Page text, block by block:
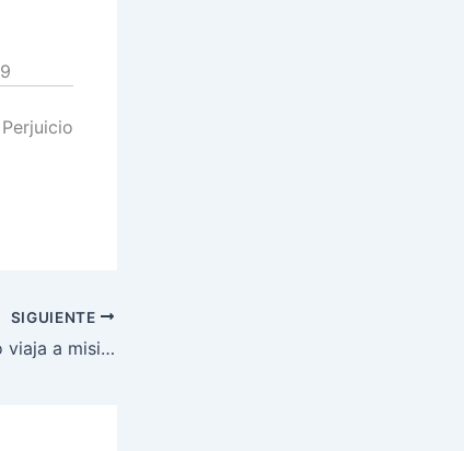
SIGUIENTE
Primer mujer soldado viaja a misión de paz en Sahara Occidental